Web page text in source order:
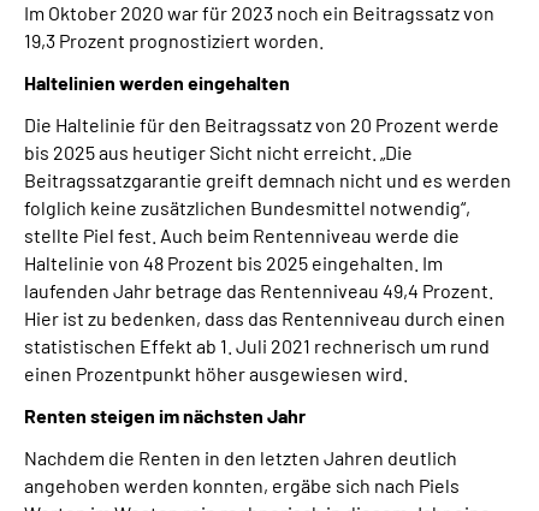
Im Oktober 2020 war für 2023 noch ein Beitragssatz von
19,3 Prozent prognostiziert worden.
Haltelinien werden eingehalten
Die Haltelinie für den Beitragssatz von 20 Prozent werde
bis 2025 aus heutiger Sicht nicht erreicht. „Die
Beitragssatzgarantie greift demnach nicht und es werden
folglich keine zusätzlichen Bundesmittel notwendig“,
stellte Piel fest. Auch beim Rentenniveau werde die
Haltelinie von 48 Prozent bis 2025 eingehalten. Im
laufenden Jahr betrage das Rentenniveau 49,4 Prozent.
Hier ist zu bedenken, dass das Rentenniveau durch einen
statistischen Effekt ab 1. Juli 2021 rechnerisch um rund
einen Prozentpunkt höher ausgewiesen wird.
Renten steigen im nächsten Jahr
Nachdem die Renten in den letzten Jahren deutlich
angehoben werden konnten, ergäbe sich nach Piels